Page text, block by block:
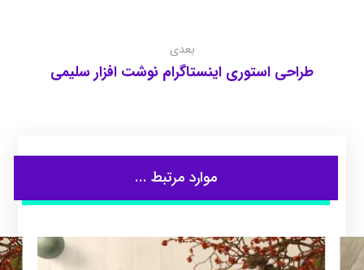
بعدی
طراحی استوری اینستاگرام نوشت افزار سلیمی
موارد مرتبط ...